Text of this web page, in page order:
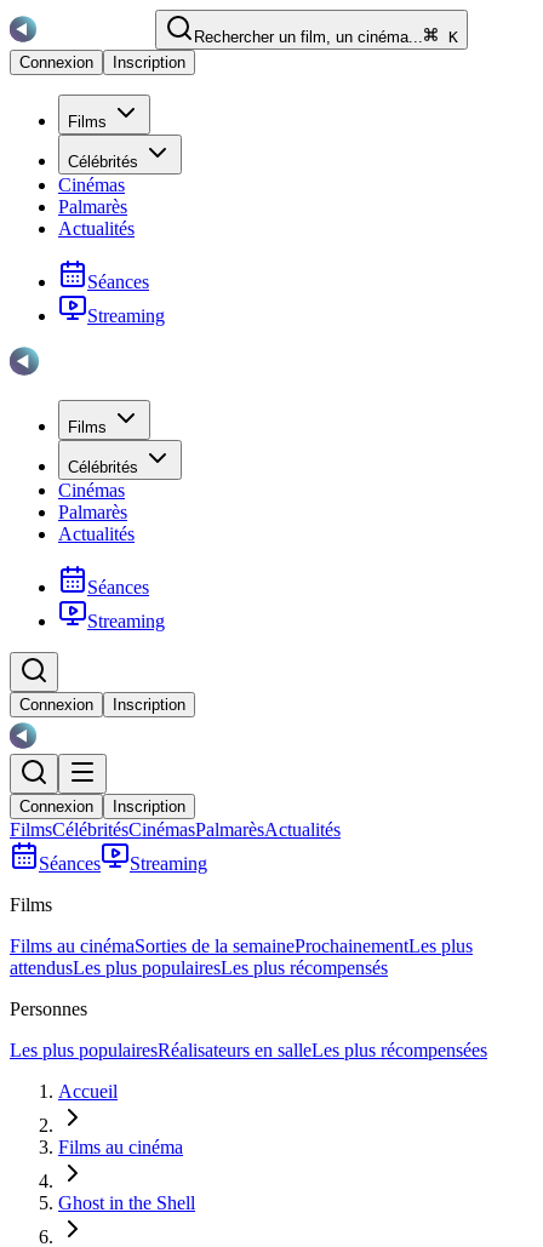
Rechercher un film, un cinéma...
K
Connexion
Inscription
Films
Célébrités
Cinémas
Palmarès
Actualités
Séances
Streaming
Films
Célébrités
Cinémas
Palmarès
Actualités
Séances
Streaming
Connexion Inscription
Connexion Inscription
FilmsCélébritésCinémasPalmarèsActualités
Séances
Streaming
Films
Films au cinémaSorties de la semaineProchainementLes plus
attendusLes plus populairesLes plus récompensés
Personnes
Les plus populairesRéalisateurs en salleLes plus récompensées
Accueil
Films au cinéma
Ghost in the Shell